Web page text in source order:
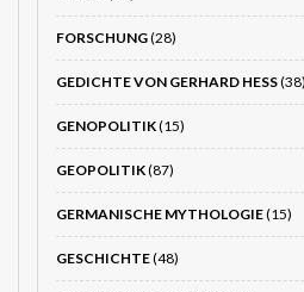
FORSCHUNG(28)
GEDICHTE VON GERHARD HESS(38)
GENOPOLITIK(15)
GEOPOLITIK(87)
GERMANISCHE MYTHOLOGIE(15)
GESCHICHTE(48)